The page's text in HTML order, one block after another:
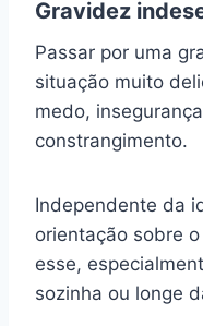
Gravidez
Passar por uma
situação muito
medo,
constrangimento.
Independente da
orientação sobre
esse,
sozinha ou longe